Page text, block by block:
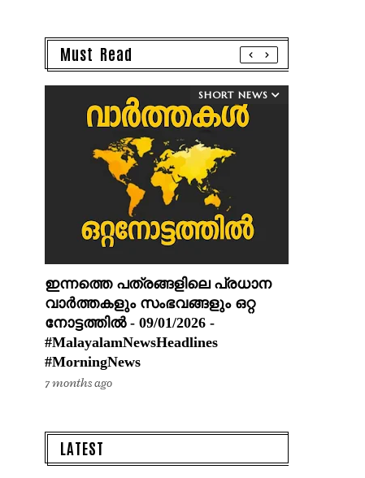
Must Read
SHORT NEWS
ഇന്നത്തെ പത്രങ്ങളിലെ പ്രധാന
വാർത്തകളും സംഭവങ്ങളും ഒറ്റ
നോട്ടത്തിൽ - 09/01/2026 -
#MalayalamNewsHeadlines
#MorningNews
7 months ago
LATEST